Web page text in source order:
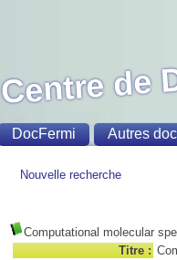
Nouvelle recherche
Computational molecular
Titre :
Centre de
DocFermi Autres